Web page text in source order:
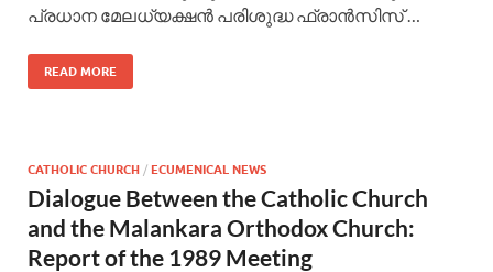
പ്രധാന മേലധ്യക്ഷന്‍ പരിശുദ്ധ ഫ്രാന്‍സിസ് …
READ MORE
CATHOLIC CHURCH / ECUMENICAL NEWS
Dialogue Between the Catholic Church
and the Malankara Orthodox Church:
Report of the 1989 Meeting